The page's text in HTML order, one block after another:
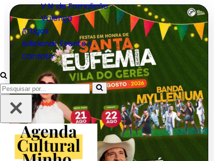
V.N. de Famalicão
Valença
Artigos
Adicionar Evento »
Contato
Pesquisar
por...